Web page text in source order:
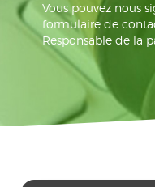
Vous pouvez nous
formulaire de
Responsable de la